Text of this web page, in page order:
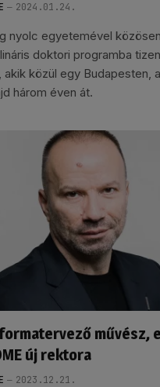
2024.01.24.
nyolc egyetemével
doktori programba
akik közül egy Budapesten,
három éven át.
művész,
új rektora
2023.12.21.